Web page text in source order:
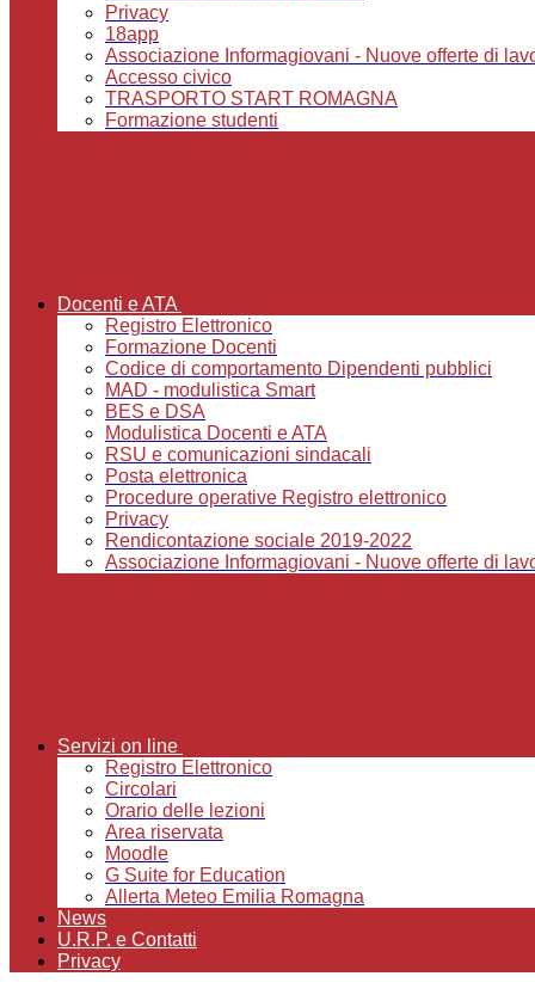
Privacy
18app
Associazione Informagiovani - Nuove offerte di
Accesso civico
TRASPORTO START ROMAGNA
Formazione studenti
Docenti e ATA
Registro Elettronico
Formazione Docenti
Codice di comportamento Dipendenti pubblici
MAD - modulistica Smart
BES e DSA
Modulistica Docenti e ATA
RSU e comunicazioni sindacali
Posta elettronica
Procedure operative Registro elettronico
Privacy
Rendicontazione sociale 2019-2022
Associazione Informagiovani - Nuove offerte di
Servizi on line
Registro Elettronico
Circolari
Orario delle lezioni
Area riservata
Moodle
G Suite for Education
Allerta Meteo Emilia Romagna
News
U.R.P. e Contatti
Privacy